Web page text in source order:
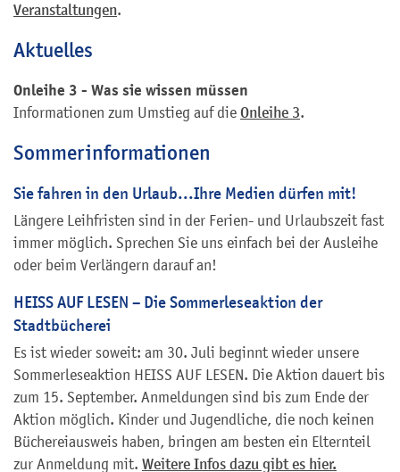
Veranstaltungen.
Aktuelles
Onleihe 3 - Was sie wissen müssen
Informationen zum Umstieg auf die Onleihe 3.
Sommerinformationen
Sie fahren in den Urlaub...Ihre Medien dürfen mit!
Längere Leihfristen sind in der Ferien- und Urlaubszeit fast
immer möglich. Sprechen Sie uns einfach bei der Ausleihe
oder beim Verlängern darauf an!
HEISS AUF LESEN – Die Sommerleseaktion der
Stadtbücherei
Es ist wieder soweit: am 30. Juli beginnt wieder unsere
Sommerleseaktion HEISS AUF LESEN. Die Aktion dauert bis
zum 15. September. Anmeldungen sind bis zum Ende der
Aktion möglich. Kinder und Jugendliche, die noch keinen
Büchereiausweis haben, bringen am besten ein Elternteil
zur Anmeldung mit. Weitere Infos dazu gibt es hier.